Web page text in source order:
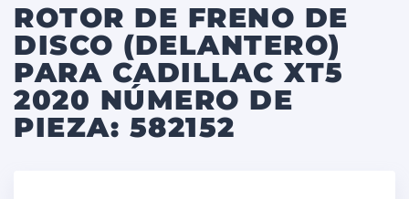
ROTOR DE FRENO DE
DISCO (DELANTERO)
PARA CADILLAC XT5
2020 NÚMERO DE
PIEZA: 582152